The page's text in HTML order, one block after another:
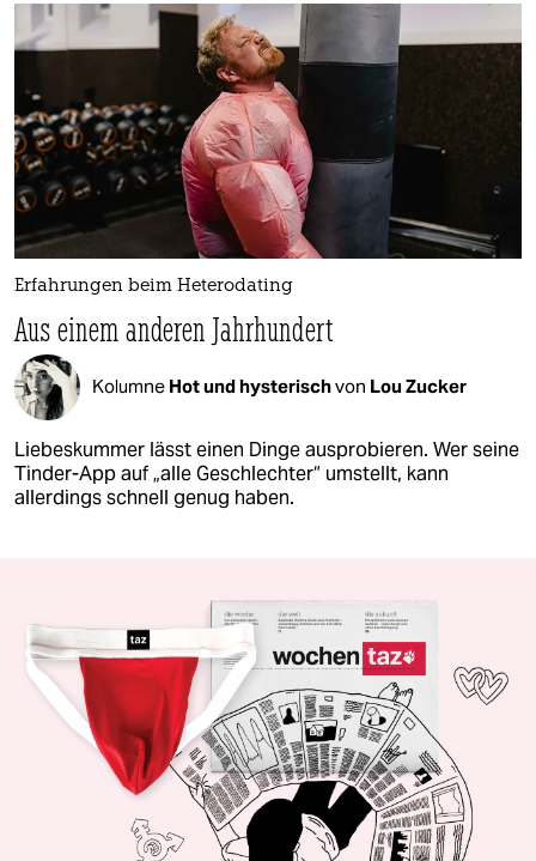
Erfahrungen beim Heterodating
Aus einem anderen Jahrhundert
Kolumne Hot und hysterischvon Lou Zucker
Liebeskummer lässt einen Dinge ausprobieren. Wer seine
Tinder-App auf „alle Geschlechter“ umstellt, kann
allerdings schnell genug haben.